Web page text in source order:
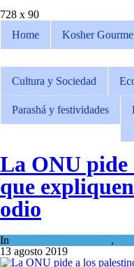
728 x 90
Home
Kosher
Cultura y Sociedad
Parashá y festividades
La ONU pide
que
odio
In ,
13 agosto 2019